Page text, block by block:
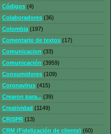
Códigos (4)
Colaboradores (36)
Colombia (197)
Comentario de textos (17)
Comunicacion (33)
Comunicación (3959)
Consumidores (109)
Coronavirus (415)
Crearon para... (39)
Creatividad (1149)
CRISPR (13)
CRM (Fidelización de cliente) (60)